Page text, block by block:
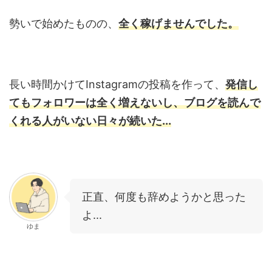
勢いで始めたものの、 全く稼げませんでした。
長い時間かけてInstagramの投稿を作って、 発信し
てもフォロワーは全く増えないし、ブログを読んで
くれる人がいない日々が続いた...
ゆま
正直、何度も辞めようかと思った
よ...